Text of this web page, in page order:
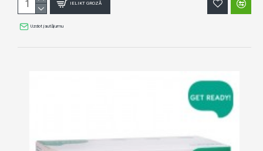
IELIKT GROZĀ
Uzdot jautājumu